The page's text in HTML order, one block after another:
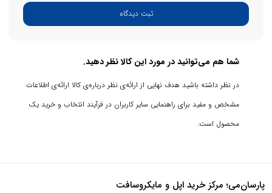
ثبت دیدگاه
شما هم می‌توانید در مورد این کالا نظر دهید.
در نظر داشته باشید هدف نهایی از ارائه‌ی نظر درباره‌ی کالا ارائه‌ی اطلاعات
مشخص و مفید برای راهنمایی سایر کاربران در فرآیند انتخاب و خرید یک
محصول است.
پارسان‌می؛ مرکز خرید اپل و مایکروسافت